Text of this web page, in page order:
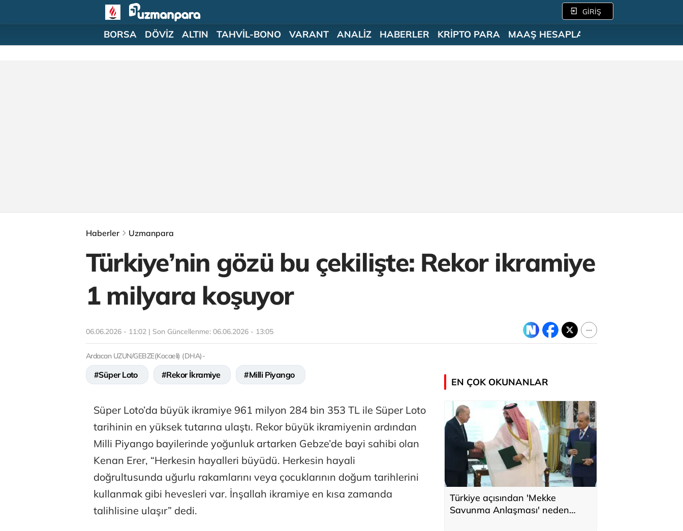
GİRİŞ
BORSA DÖVİZ ALTIN TAHVİL-BONO VARANT ANALİZ HABERLER KRİPTO PARA MAAŞ HESAPLAMA
Haberler Uzmanpara
Türkiye’nin gözü bu çekilişte: Rekor ikramiye
1 milyara koşuyor
06.06.2026 - 11:02 | Son Güncellenme: 06.06.2026 - 13:05
Ardacan UZUN/GEBZE(Kocaeli) (DHA)-
#Süper Loto #Rekor İkramiye #Milli Piyango
Süper Loto’da büyük ikramiye 961 milyon 284 bin 353 TL ile Süper Loto
tarihinin en yüksek tutarına ulaştı. Rekor büyük ikramiyenin ardından
Milli Piyango bayilerinde yoğunluk artarken Gebze’de bayi sahibi olan
Kenan Erer, “Herkesin hayalleri büyüdü. Herkesin hayali
doğrultusunda uğurlu rakamlarını veya çocuklarının doğum tarihlerini
kullanmak gibi hevesleri var. İnşallah ikramiye en kısa zamanda
talihlisine ulaşır” dedi.
EN ÇOK OKUNANLAR
Türkiye açısından 'Mekke
Savunma Anlaşması' neden